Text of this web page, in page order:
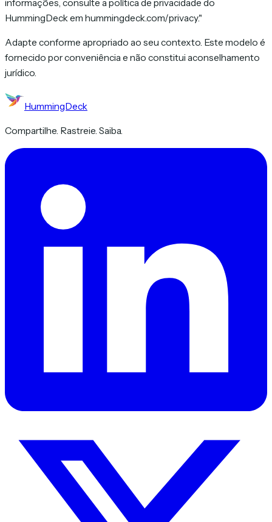
informações, consulte a política de privacidade do
HummingDeck em hummingdeck.com/privacy."
Adapte conforme apropriado ao seu contexto. Este modelo é
fornecido por conveniência e não constitui aconselhamento
jurídico.
HummingDeck
Compartilhe. Rastreie. Saiba.